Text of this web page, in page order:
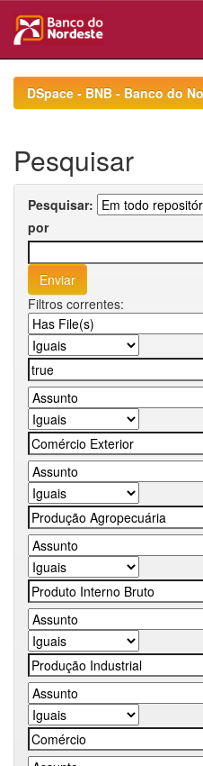
navigationDSpace - BNB - Banco do
Pesquisar
Pesquisar:
por
Filtros correntes: